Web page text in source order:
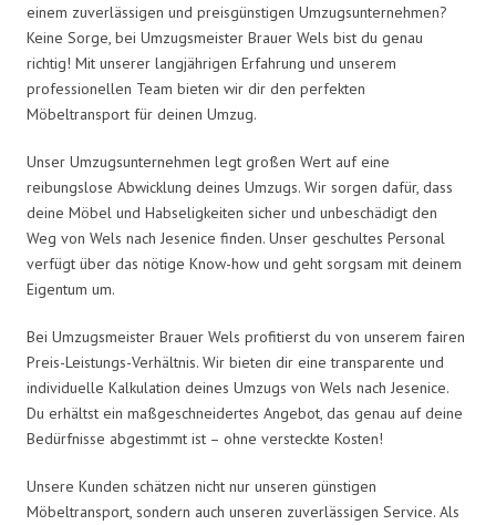
einem zuverlässigen und preisgünstigen Umzugsunternehmen?
Keine Sorge, bei Umzugsmeister Brauer Wels bist du genau
richtig! Mit unserer langjährigen Erfahrung und unserem
professionellen Team bieten wir dir den perfekten
Möbeltransport für deinen Umzug.
Unser Umzugsunternehmen legt großen Wert auf eine
reibungslose Abwicklung deines Umzugs. Wir sorgen dafür, dass
deine Möbel und Habseligkeiten sicher und unbeschädigt den
Weg von Wels nach Jesenice finden. Unser geschultes Personal
verfügt über das nötige Know-how und geht sorgsam mit deinem
Eigentum um.
Bei Umzugsmeister Brauer Wels profitierst du von unserem fairen
Preis-Leistungs-Verhältnis. Wir bieten dir eine transparente und
individuelle Kalkulation deines Umzugs von Wels nach Jesenice.
Du erhältst ein maßgeschneidertes Angebot, das genau auf deine
Bedürfnisse abgestimmt ist – ohne versteckte Kosten!
Unsere Kunden schätzen nicht nur unseren günstigen
Möbeltransport, sondern auch unseren zuverlässigen Service. Als